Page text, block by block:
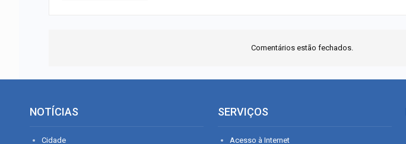
Comentários estão fechados.
NOTÍCIAS
Cidade
SERVIÇOS
Acesso à Internet